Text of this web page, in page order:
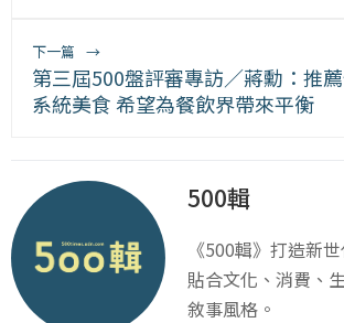
下一篇 →
第三屆500盤評審專訪／蔣勳：推
系統美食 希望為餐飲界帶來平衡
500輯
《500輯》打造新
貼合文化、消費、
敘事風格。